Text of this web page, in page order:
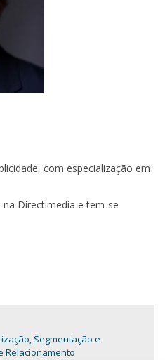
com especialização em
na Directimedia e tem-se
Segmentação e
Relacionamento